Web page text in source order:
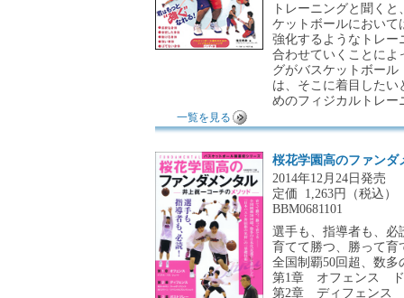
トレーニングと聞く
ケットボールにおいて
強化するようなトレー
合わせていくことによ
グがバスケットボー
は、そこに着目した
めのフィジカルトレー
一覧を見る
桜花学園高のファン
2014年12月24日発売
定価 1,263円（税込）
BBM0681101
選手も、指導者も、必
育てて勝つ、勝って
全国制覇50回超、数
第1章 オフェンス ド
第2章 ディフェンス